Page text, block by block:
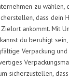
zu wählen,
dass dein
ankommt. Mit
du beruhigt
Verpackung und
sicherzustellen,